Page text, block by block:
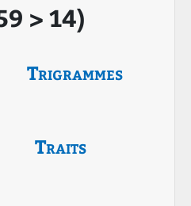
> 14)
Trigrammes
Traits